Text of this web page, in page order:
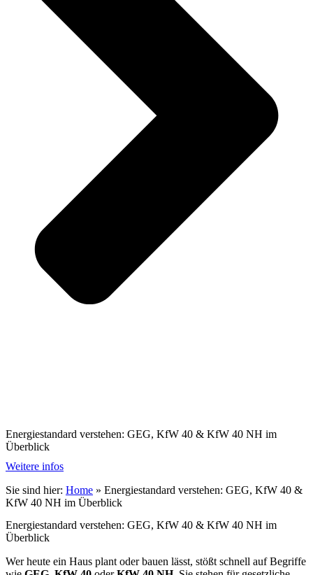
Energiestandard verstehen: GEG, KfW 40 & KfW 40 NH im
Überblick
Weitere infos
Sie sind hier: Home » Energiestandard verstehen: GEG, KfW 40 &
KfW 40 NH im Überblick
Energiestandard verstehen: GEG, KfW 40 & KfW 40 NH im
Überblick
Wer heute ein Haus plant oder bauen lässt, stößt schnell auf Begriffe